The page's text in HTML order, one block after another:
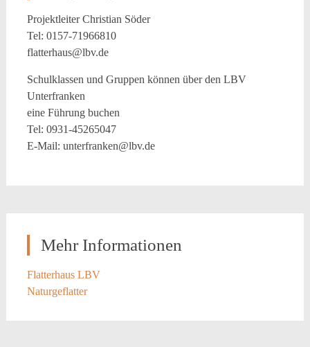
Projektleiter Christian Söder
Tel: 0157-71966810
flatterhaus@lbv.de
Schulklassen und Gruppen können über den LBV
Unterfranken
eine Führung buchen
Tel: 0931-45265047
E-Mail: unterfranken@lbv.de
Mehr Informationen
Flatterhaus LBV
Naturgeflatter